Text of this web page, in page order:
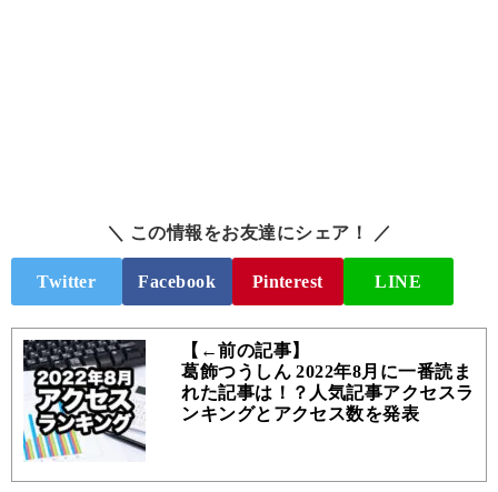
＼ この情報をお友達にシェア！ ／
Twitter Facebook Pinterest LINE
【←前の記事】
葛飾つうしん 2022年8月に一番読ま
れた記事は！？人気記事アクセスラ
ンキングとアクセス数を発表